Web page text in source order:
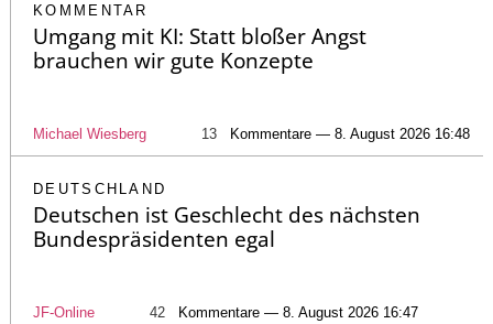
KOMMENTAR
Umgang mit KI: Statt bloßer Angst
brauchen wir gute Konzepte
Michael Wiesberg 13 Kommentare — 8. August 2026 16:48
DEUTSCHLAND
Deutschen ist Geschlecht des nächsten
Bundespräsidenten egal
JF-Online 42 Kommentare — 8. August 2026 16:47